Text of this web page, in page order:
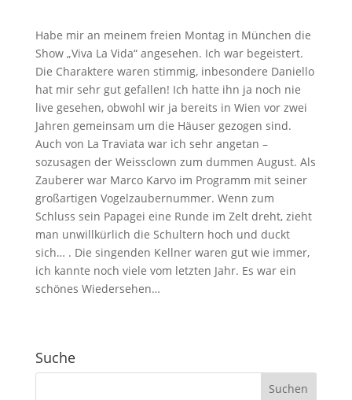
Habe mir an meinem freien Montag in München die
Show „Viva La Vida“ angesehen. Ich war begeistert.
Die Charaktere waren stimmig, inbesondere Daniello
hat mir sehr gut gefallen! Ich hatte ihn ja noch nie
live gesehen, obwohl wir ja bereits in Wien vor zwei
Jahren gemeinsam um die Häuser gezogen sind.
Auch von La Traviata war ich sehr angetan –
sozusagen der Weissclown zum dummen August. Als
Zauberer war Marco Karvo im Programm mit seiner
großartigen Vogelzaubernummer. Wenn zum
Schluss sein Papagei eine Runde im Zelt dreht, zieht
man unwillkürlich die Schultern hoch und duckt
sich… . Die singenden Kellner waren gut wie immer,
ich kannte noch viele vom letzten Jahr. Es war ein
schönes Wiedersehen…
Suche